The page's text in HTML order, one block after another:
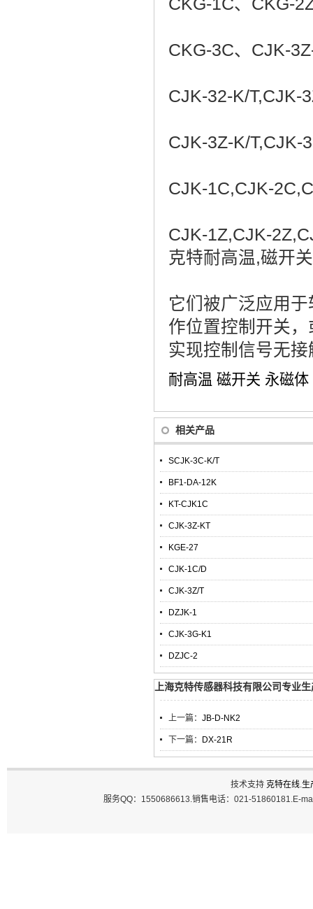
CKG-1C、CKG-
CKG-3C、CJK-
CJK-32-K/T,CJK-
CJK-3Z-K/T,CJK-
CJK-1C,CJK-
CJK-1Z,CJK-
克特耐高温,磁开
它们被广泛应用
作位置控制开关
实现控制信号无
耐高温 磁开关 永磁体
相关产品
SCJK-3C-K/T
BF1-DA-12K
KT-CJK1C
CJK-3Z-KT
KGE-27
CJK-1C/D
CJK-3Z/T
DZJK-1
CJK-3G-K1
DZJC-2
上海克特传感器科技有限公司专业
上一篇： JB-D-NK2
下一篇： DX-21R
技术支持 克特在线.生
服务QQ：1550686613.销售电话：021-51860181.E-